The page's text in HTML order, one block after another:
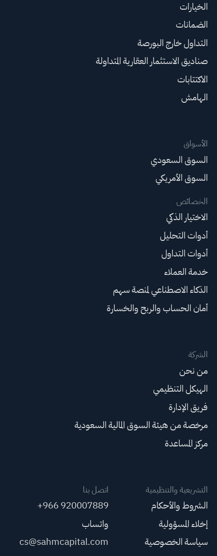
الخيارات
الضمانات
التداول خارج البورصة
صناديق الاستثمار العقارية المتداولة
الاكتتابات
الهامش
الأسواق
السوق السعودي
السوق الأمريكي
الخصائص
الاختيار الذكي
أدوات التحليل
أدوات التداول
خدمة العملاء
الذكاء الاصطناعي لمنصة سهم
أمان الحساب والربح والخسارة
الشركة
من نحن
الهيكل التنظيمي
فريق الإدارة
مرخصة من هيئة السوق المالية السعودية
مركز المساعدة
التشريعية والتنظيمية
الشروط والأحكام
إخلاء المسؤولية
سياسة الخصوصية
اتصل بنا
+966 920007889
واتساب
cs@sahmcapital.com